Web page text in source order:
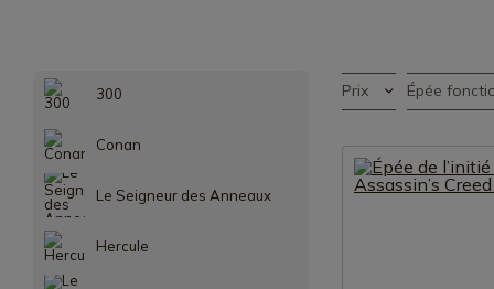
300
Conan
Le Seigneur des Anneaux
Hercule
Prix Épée